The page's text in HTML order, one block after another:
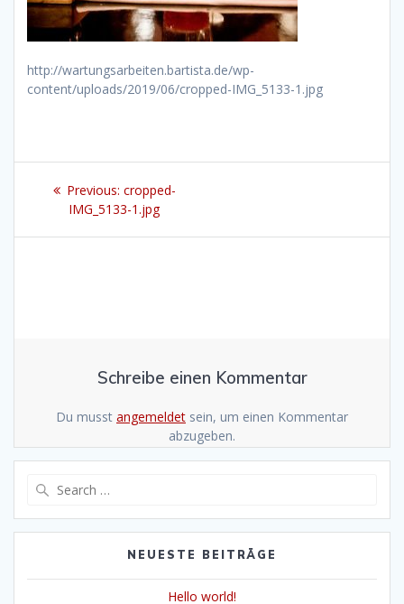
http://wartungsarbeiten.bartista.de/wp-
content/uploads/2019/06/cropped-IMG_5133-1.jpg
Beitragsnavigation
Previous: Previous
post:
cropped-
IMG_5133-1.jpg
Schreibe einen Kommentar
Du musst angemeldet sein, um einen Kommentar
abzugeben.
NEUESTE BEITRÄGE
Hello world!